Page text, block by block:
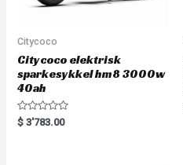
Citycoco
Citycoco elektrisk
sparkesykkel hm8 3000w
40ah
R
a
$ 3'783.00